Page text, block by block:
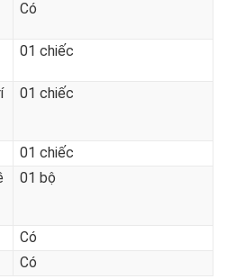
Lựa chọn thêm
Có
01 chiếc
01 bộ